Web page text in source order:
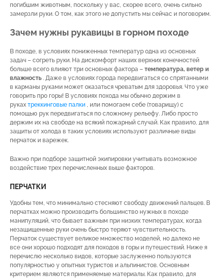
погибшим животным, поскольку у вас, скорее всего, очень сильно
замерзли руки. О том, как этого не допустить мы сейчас и поговорим.
Зачем нужны рукавицы в горном походе
В походе, в условиях пониженных температур одна из основных
задач – согреть руки. На дискомфорт наших верхних конечностей
больше всего влияют три основных фактора – температура, ветер и
влажность . Даже в условиях города передвигаться со спрятанными
в карманы руками может оказаться чреватым для здоровья. Что уже
говорить про горы! В условиях похода мы обычно держим в
руках треккинговые палки , или помогаем себе (товарищу) с
помощью рук передвигаться по сложному рельефу. Либо просто
держим их на свободе на всякий пожарный случай. Как правило, для
защиты от холода в таких условиях используют различные виды
перчаток и варежек.
Важно при подборе защитной экипировки учитывать возможное
воздействие трех перечисленных выше факторов.
ПЕРЧАТКИ
Удобны тем, что минимально стесняют свободу движений пальцев. В
перчатках можно производить большинство нужных в походе
манипуляций, что бывает важным при низких температурах, когда
незащищенные руки очень быстро теряют чувствительность.
Перчаток существует великое множество моделей, но далеко не
все они хорошо подходят для походов в горы и путешествий. Ниже я
перечислю несколько видов, которые заслуженно пользуются
популярностью у опытных туристов и альпинистов. Основным
критерием являются применяемые материалы. Как правило, для